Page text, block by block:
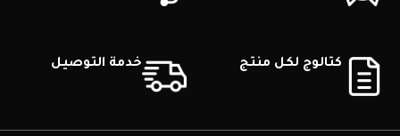
كتالوج لكل منتج خدمة التوصيل